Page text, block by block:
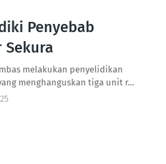
Penyebab
Sekura
melakukan penyelidikan
menghanguskan tiga unit r…